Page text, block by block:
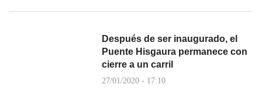
Después de ser inaugurado, el
Puente Hisgaura permanece con
cierre a un carril
27/01/2020 - 17:10